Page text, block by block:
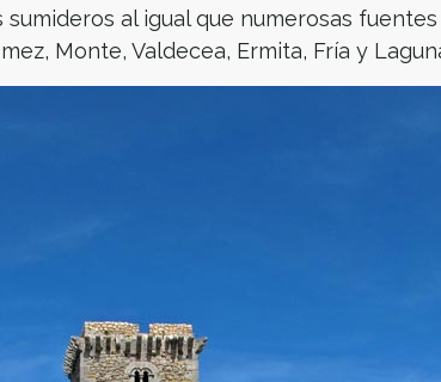
al igual que numerosas
Monte, Valdecea, Ermita, Fría y